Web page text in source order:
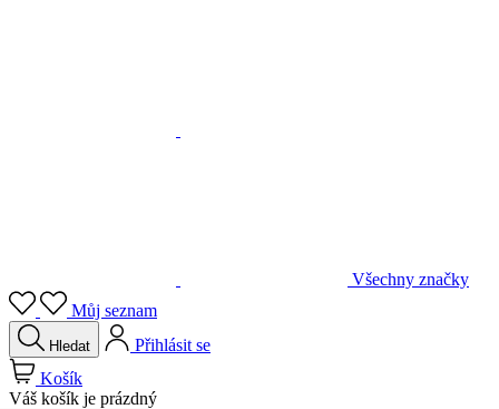
Můj seznam
Hledat
Přihlásit se
Košík
Váš košík je prázdný